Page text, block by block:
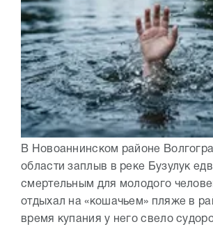
В Новоаннинском районе
области заплыв в реке Бузулук
смертельным для молодого
отдыхал на «кошачьем» пляже в
время купания у него свело